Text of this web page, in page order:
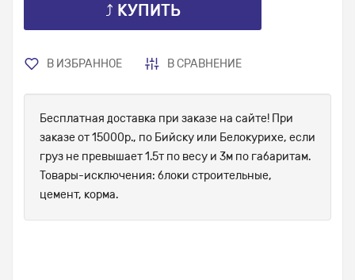
⤴ КУПИТЬ
В ИЗБРАННОЕ В СРАВНЕНИЕ
Бесплатная доставка при заказе на сайте! При
заказе от 15000р., по Бийску или Белокурихе, если
груз не превышает 1.5т по весу и 3м по габаритам.
Товары-исключения: блоки строительные,
цемент, корма.